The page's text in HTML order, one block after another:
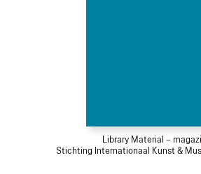
Library Material –
Stichting Internationaal Kunst &